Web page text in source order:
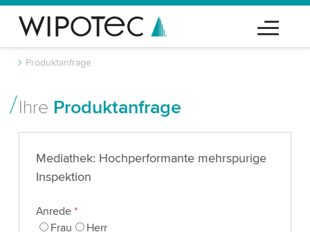
Produktanfrage
Ihre Produktanfrage
Mediathek: Hochperformante mehrspurige
Inspektion
Anrede *
Frau
Herr